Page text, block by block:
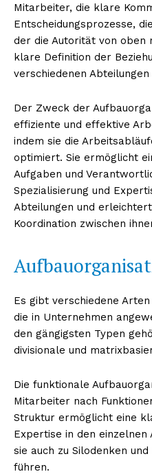
Mitarbeiter, die klare
Entscheidungsprozesse,
der die Autorität von oben
klare Definition der
verschiedenen Abteilungen
Der Zweck der
effiziente und effektive
indem sie die
optimiert. Sie ermöglicht
Aufgaben und
Spezialisierung und
Abteilungen und
Koordination zwischen
Es gibt verschiedene
die in Unternehmen
den gängigsten Typen
divisionale und
Die funktionale
Mitarbeiter nach
Struktur ermöglicht eine
Expertise in den
sie auch zu Silodenken
führen.